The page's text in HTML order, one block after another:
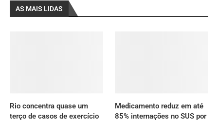
AS MAIS LIDAS
Rio concentra quase um
terço de casos de exercício
Medicamento reduz em até
85% internações no SUS por